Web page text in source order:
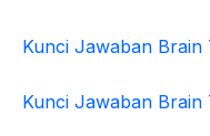
Kunci Jawaban Brain
Kunci Jawaban Brain